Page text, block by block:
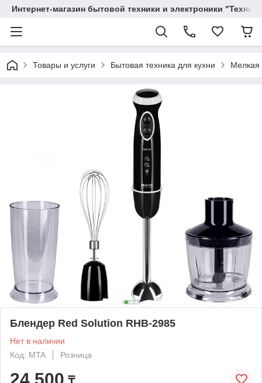
Интернет-магазин бытовой техники и электроники
Товары и услуги Бытовая техника для кухни Мелкая
Блендер Red Solution RHB-2985
Нет в наличии
Код: MTA
Розница
24 500